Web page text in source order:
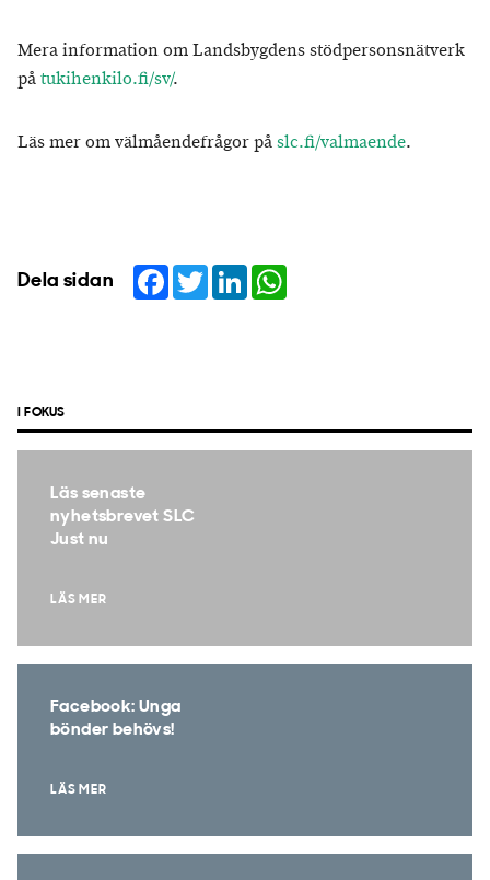
Mera information om Landsbygdens stödpersonsnätverk
påtukihenkilo.fi/sv/.
Läs mer om välmåendefrågor påslc.fi/valmaende.
Dela sidan Facebook
TwitterLinkedIn
I FOKUS
Läs senaste
nyhetsbrevet SLC
Just nu
LÄS MER
Facebook: Unga
bönder behövs!
LÄS MER